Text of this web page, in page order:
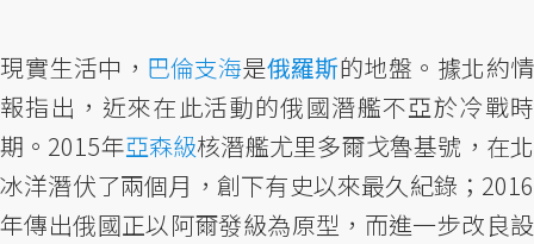
現實生活中， 巴倫支海是俄羅斯的地盤。據北約情
報指出，近來在此活動的俄國潛艦不亞於冷戰時
期。2015年亞森級核潛艦尤里多爾戈魯基號，在北
冰洋潛伏了兩個月，創下有史以來最久紀錄；2016
年傳出俄國正以阿爾發級為原型，而進一步改良設